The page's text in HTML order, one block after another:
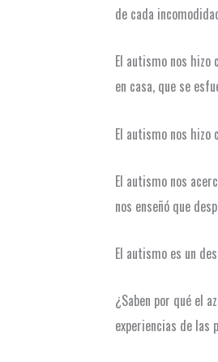
de cada
El autismo nos hizo
en casa, que se
El autismo nos hizo
El autismo nos
nos enseñó que
El autismo es un
¿Saben por qué el
experiencias de las